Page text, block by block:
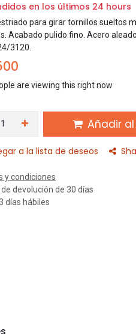
en los últimos 24 hours
para girar tornillos sueltos
Acabado pulido fino. Acero
3120.
are viewing this right now
Añadir
a la lista de deseos
y condiciones
devolución de 30 días
días hábiles